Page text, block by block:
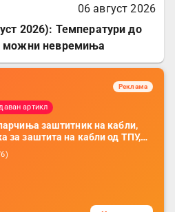
06 август 2026
2026): Температури до
можни невремиња
Реклама
артикл
заштитник на кабли,
за заштита на кабли од ТПУ,
за заштита на кабли, без
за мобилни телефони, комплет
)